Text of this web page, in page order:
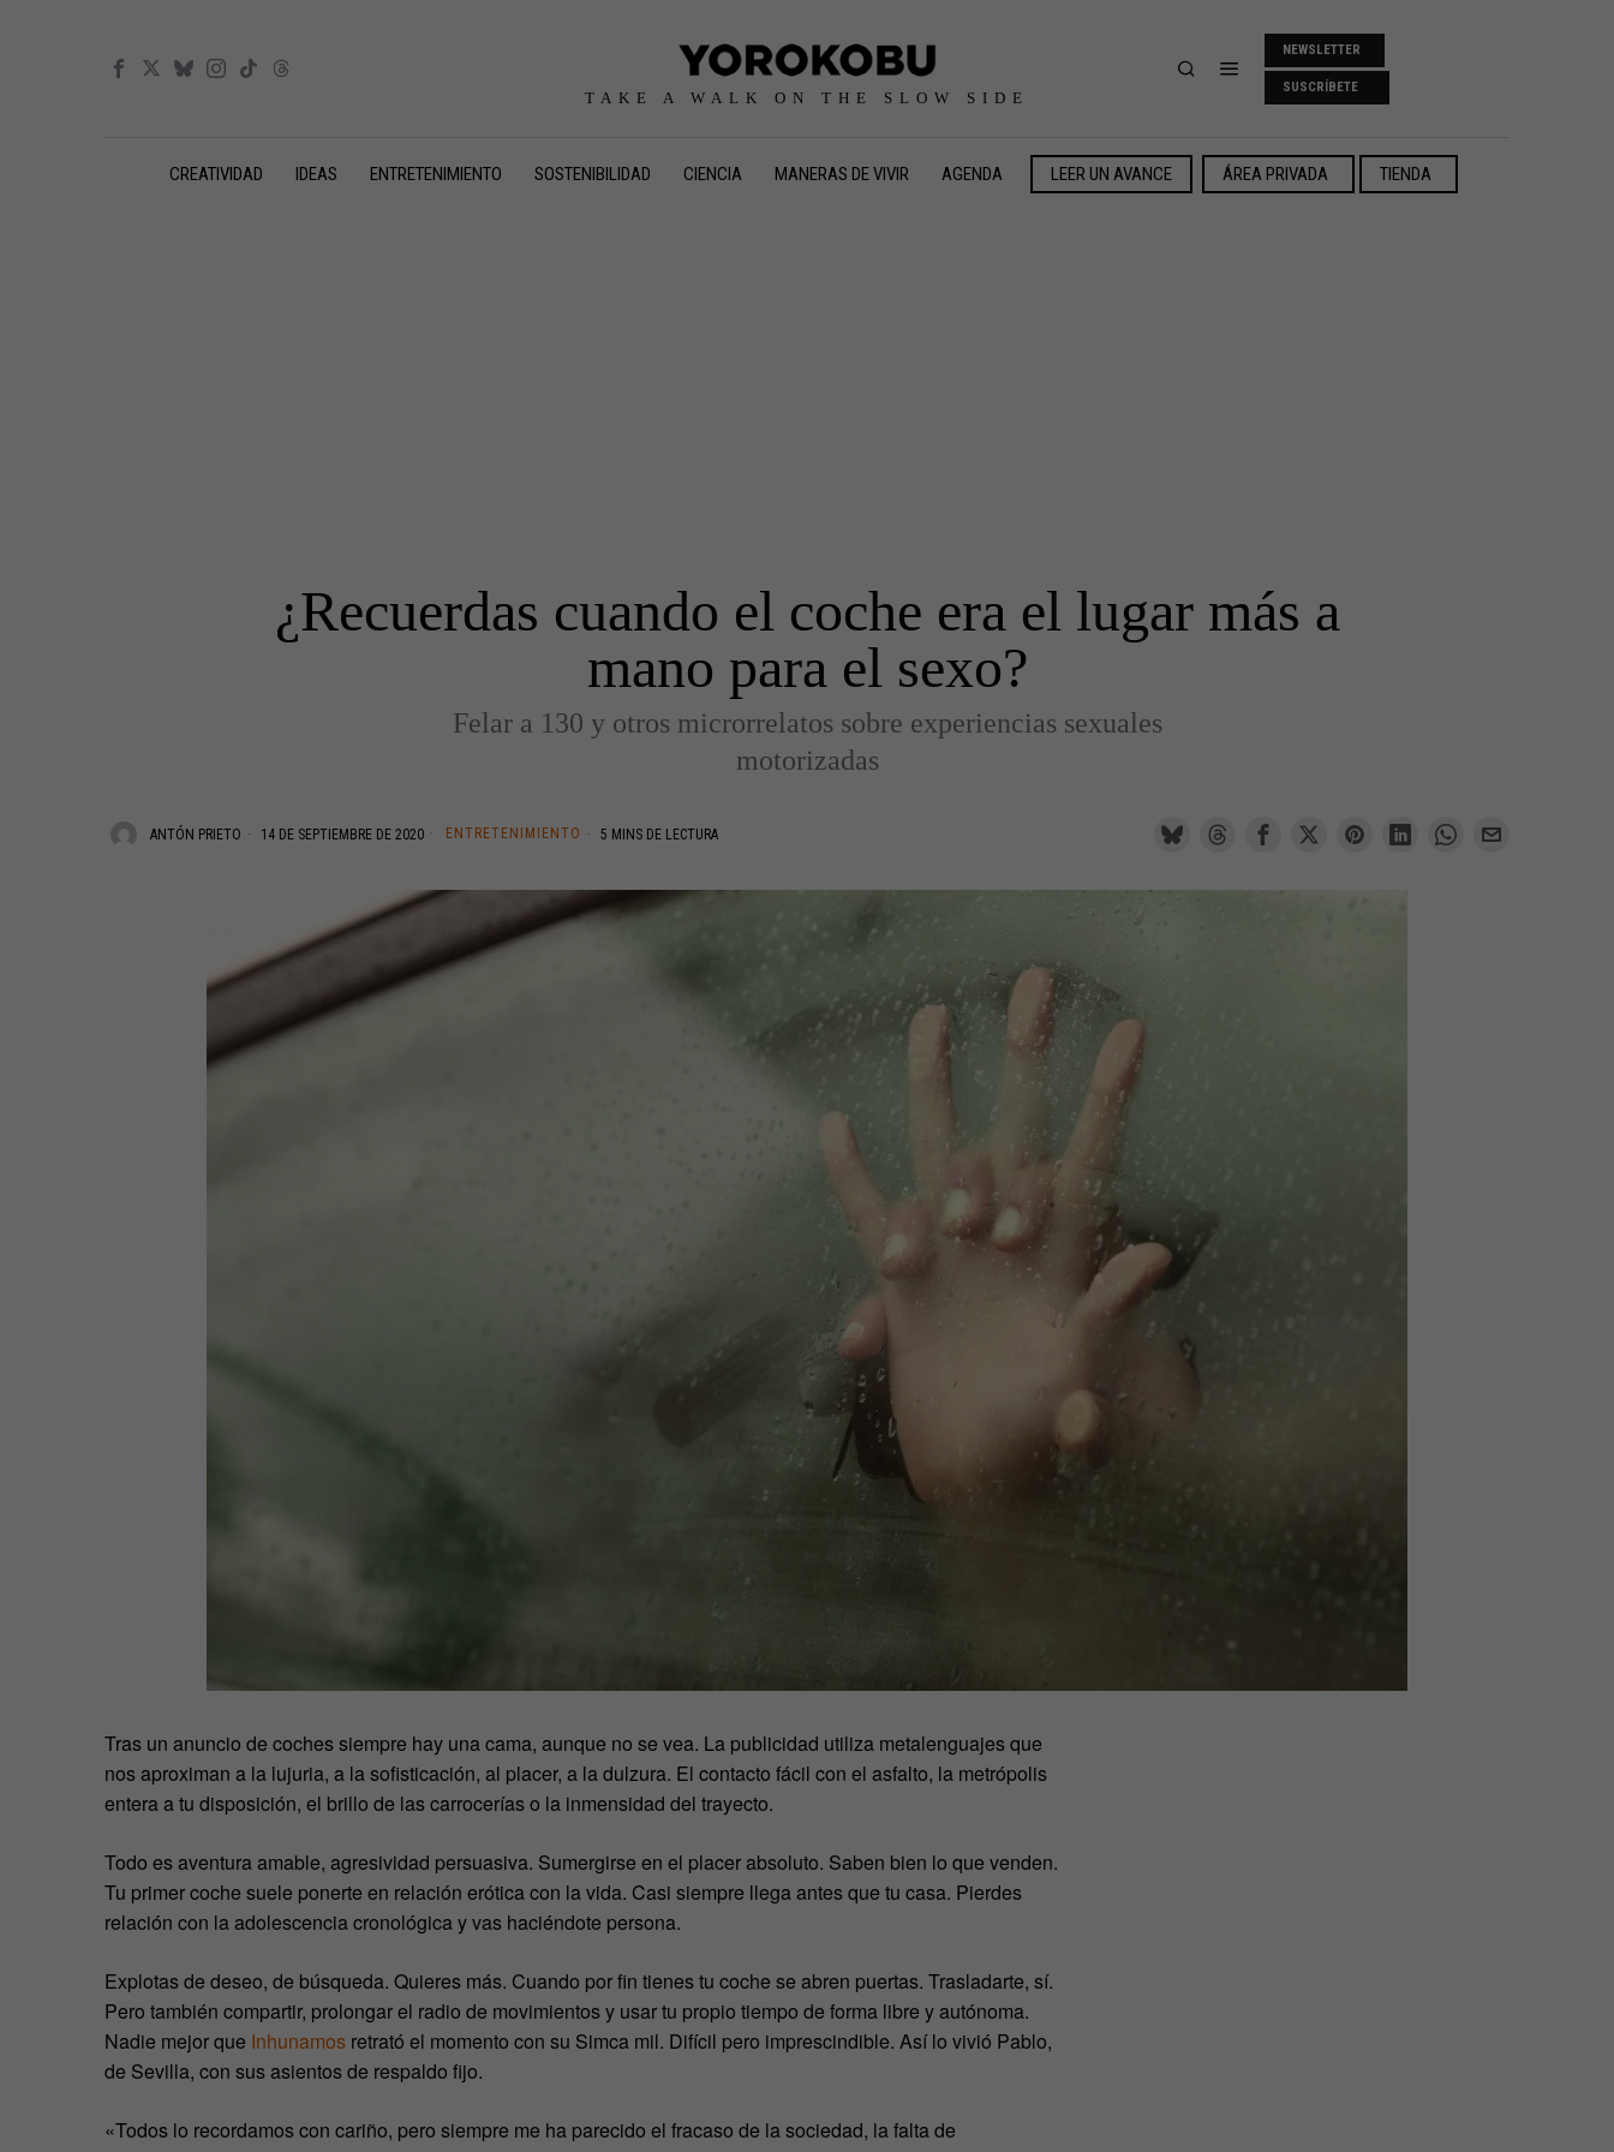
TAKE A WALK ON THE SLOW SIDE
NEWSLETTER
SUSCRÍBETE
CREATIVIDAD IDEAS ENTRETENIMIENTO SOSTENIBILIDAD CIENCIA MANERAS DE VIVIR AGENDA LEER UN AVANCE ÁREA PRIVADA TIENDA
¿Recuerdas cuando el coche era el lugar más a
mano para el sexo?
Felar a 130 y otros microrrelatos sobre experiencias sexuales
motorizadas
ANTÓN PRIETO 14 DE SEPTIEMBRE DE 2020 ENTRETENIMIENTO 5 MINS DE LECTURA
Tras un anuncio de coches siempre hay una cama, aunque no se vea. La publicidad utiliza metalenguajes que
nos aproximan a la lujuria, a la sofisticación, al placer, a la dulzura. El contacto fácil con el asfalto, la metrópolis
entera a tu disposición, el brillo de las carrocerías o la inmensidad del trayecto.
Todo es aventura amable, agresividad persuasiva. Sumergirse en el placer absoluto. Saben bien lo que venden.
Tu primer coche suele ponerte en relación erótica con la vida. Casi siempre llega antes que tu casa. Pierdes
relación con la adolescencia cronológica y vas haciéndote persona.
Explotas de deseo, de búsqueda. Quieres más. Cuando por fin tienes tu coche se abren puertas. Trasladarte, sí.
Pero también compartir, prolongar el radio de movimientos y usar tu propio tiempo de forma libre y autónoma.
Nadie mejor que Inhunamos retrató el momento con su Simca mil. Difícil pero imprescindible. Así lo vivió Pablo,
de Sevilla, con sus asientos de respaldo fijo.
«Todos lo recordamos con cariño, pero siempre me ha parecido el fracaso de la sociedad, la falta de